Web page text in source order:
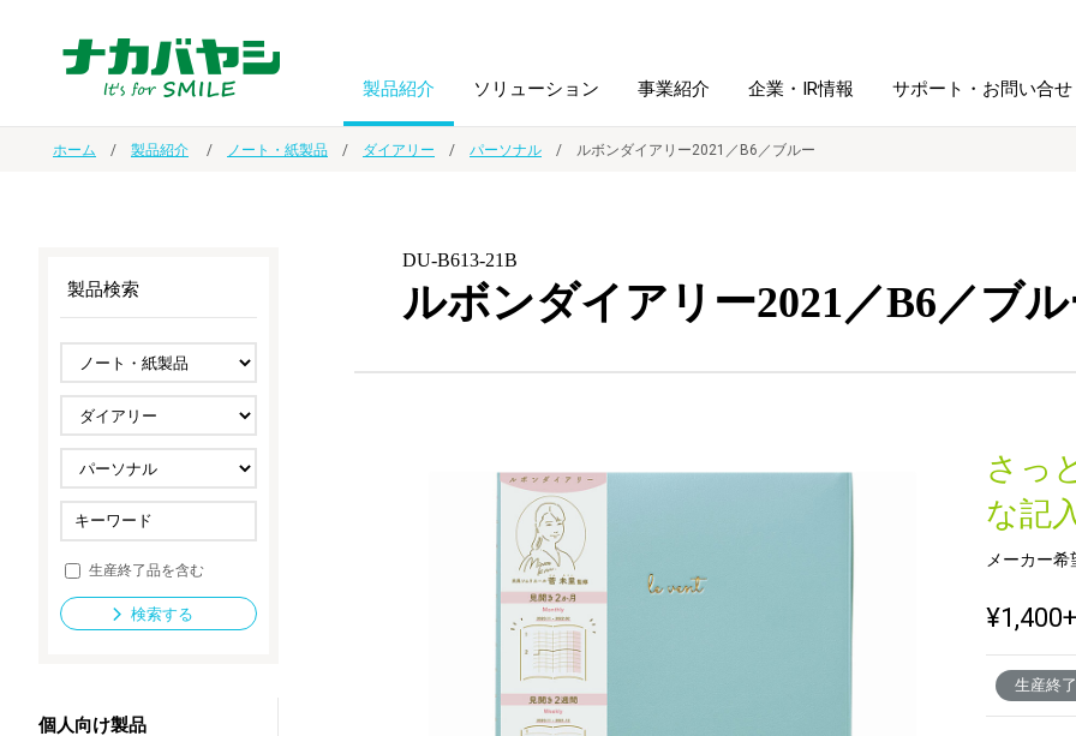
製品紹介
ノート・紙製品
ファイル・
ホルダー用品
スマートフォン・
タブレット関連
セキュリティ用品
シルバー デジタル文具
法人向け製品
ソリューション
オーダー手帳・ノベルティ制作 学校ソリューション
ドキュメントスキャニングサービス
導入事例
事業紹介 企業・IR情報
IR情報 沿革
サステナビリティ
サポート・お問い合せ
ホーム 製品紹介 ノート・紙製品 ダイアリー パーソナル ルボンダイアリー2021／B6／ブルー
DU-B613-21B
ルボンダイアリー2021／B6／ブ
さっ
な記
メーカー
¥1,400
生産終
製品検索
生産終了品を含む
検索する
個人向け製品